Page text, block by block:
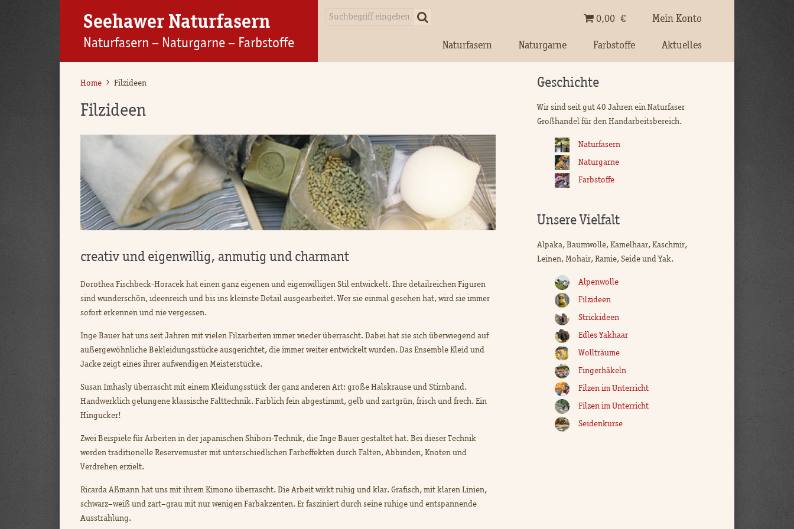
Seehawer Naturfasern
Naturfasern – Naturgarne – Farbstoffe Naturfasern Naturgarne Farbstoffe Aktuelles
0,00€ Mein Konto
Home Filzideen
Filzideen
creativ und eigenwillig, anmutig und charmant
Dorothea Fischbeck­-Horacek hat einen ganz eigenen und eigenwilligen Stil entwickelt. Ihre detailreichen Figuren
sind wunderschön, ideenreich und bis ins kleinste Detail ausgearbeitet. Wer sie einmal gesehen hat, wird sie immer
sofort erkennen und nie vergessen.
Inge Bauer hat uns seit Jahren mit vielen Filzarbeiten immer wieder überrascht. Dabei hat sie sich überwiegend auf
außergewöhnliche Bekleidungsstücke ausgerichtet, die immer weiter entwickelt wurden. Das Ensemble Kleid und
Jacke zeigt eines ihrer aufwendigen Meisterstücke.
Susan Imhasly überrascht mit einem Kleidungsstück der ganz anderen Art: große Halskrause und Stirnband.
Handwerklich gelungene klassische Falttechnik. Farblich fein abgestimmt, gelb und zartgrün, frisch und frech. Ein
Hingucker!
Zwei Beispiele für Arbeiten in der japanischen Shibori­-Technik, die Inge Bauer gestaltet hat. Bei dieser Technik
werden traditionelle Reservemuster mit unterschiedlichen Farbeffekten durch Falten, Abbinden, Knoten und
Verdrehen erzielt.
Ricarda Aßmann hat uns mit ihrem Kimono überrascht. Die Arbeit wirkt ruhig und klar. Grafisch, mit klaren Linien,
schwarz–weiß und zart–grau mit nur wenigen Farbakzenten. Er fasziniert durch seine ruhige und entspannende
Ausstrahlung.
Geschichte
Wir sind seit gut 40 Jahren ein Naturfaser
Großhandel für den Handarbeitsbereich.
Naturfasern
Naturgarne
Farbstoffe
Unsere Vielfalt
Alpaka, Baumwolle, Kamelhaar, Kaschmir,
Leinen, Mohair, Ramie, Seide und Yak.
Alpenwolle
Filzideen
Strickideen
Edles Yakhaar
Wollträume
Fingerhäkeln
Filzen im Unterricht
Filzen im Unterricht
Seidenkurse